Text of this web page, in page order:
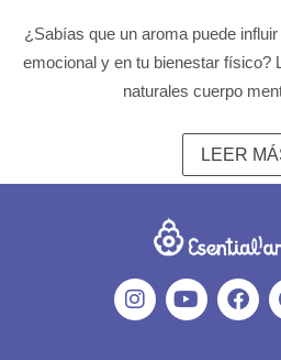
¿Sabías que un aroma puede
emocional y en tu bienestar físico?
naturales cuerpo
LEER